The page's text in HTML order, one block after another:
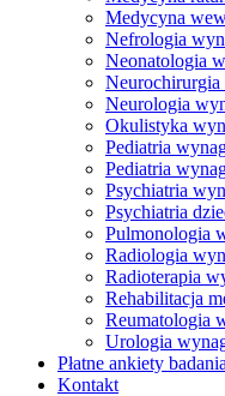
Medycyna
Nefrologia
Neonatologia
Neurochirurgia
Neurologia
Okulistyka
Pediatria
Pediatria
Psychiatria
Psychiatria
Pulmonologia
Radiologia
Radioterapia
Rehabilitacja
Reumatologia
Urologia
Płatne ankiety
Kontakt